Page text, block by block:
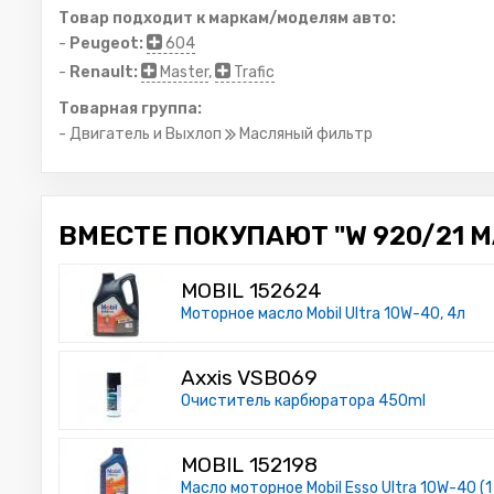
Товар подходит к маркам/моделям авто:
- Peugeot:
604
- Renault: Master,
Trafic
Товарная группа:
- Двигатель и Выхлоп
Масляный фильтр
ВМЕСТЕ ПОКУПАЮТ "W 920/21
MOBIL 152624
Моторное масло Mobil Ultra 10W-40, 4л
Axxis VSB069
Очиститель карбюратора 450ml
MOBIL 152198
Масло моторное Mobil Esso Ultra 10W-40 (1